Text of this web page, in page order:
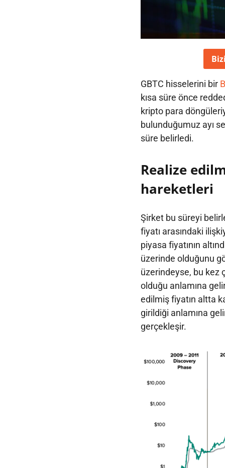
GBTC hisselerini bir
kısa süre önce
kripto para
bulunduğumuz ayı
süre belirledi.
Realize
hareketleri
Şirket bu süreyi
fiyatı arasındaki
piyasa fiyatının
üzerinde olduğunu
üzerindeyse, bu kez
olduğu anlamına
edilmiş fiyatın altta
girildiği anlamına
gerçekleşir.